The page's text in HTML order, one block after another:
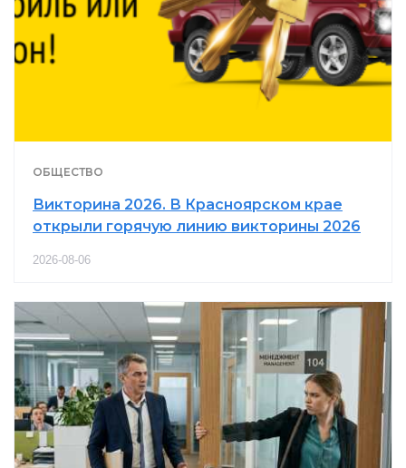
ОБЩЕСТВО
Викторина 2026. В Красноярском крае
открыли горячую линию викторины 2026
2026-08-06